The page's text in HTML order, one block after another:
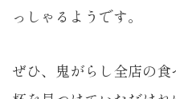
っしゃるようです。
ぜひ、鬼がらし全店の